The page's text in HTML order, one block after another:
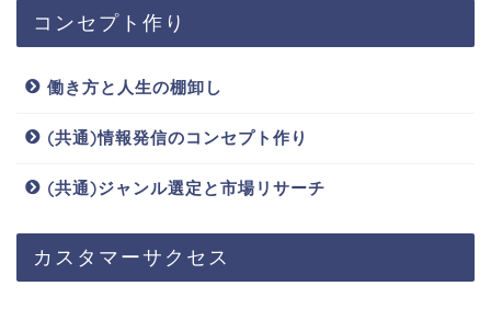
コンセプト作り
働き方と人生の棚卸し
(共通)情報発信のコンセプト作り
(共通)ジャンル選定と市場リサーチ
カスタマーサクセス